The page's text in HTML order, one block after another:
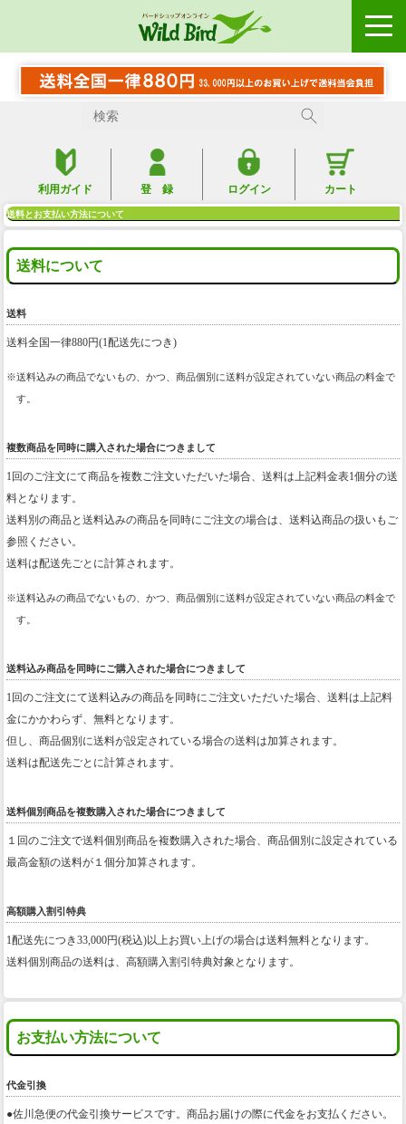
利用ガイド 登 録 ログイン カート
送料とお支払い方法について
送料について
送料
送料全国一律880円(1配送先につき)
送料込みの商品でないもの、かつ、商品個別に送料が設定されていない商品の料金で
す。
複数商品を同時に購入された場合につきまして
1回のご注文にて商品を複数ご注文いただいた場合、送料は上記料金表1個分の送
料となります。
送料別の商品と送料込みの商品を同時にご注文の場合は、送料込商品の扱いもご
参照ください。
送料は配送先ごとに計算されます。
送料込みの商品でないもの、かつ、商品個別に送料が設定されていない商品の料金で
す。
送料込み商品を同時にご購入された場合につきまして
1回のご注文にて送料込みの商品を同時にご注文いただいた場合、送料は上記料
金にかかわらず、無料となります。
但し、商品個別に送料が設定されている場合の送料は加算されます。
送料は配送先ごとに計算されます。
送料個別商品を複数購入された場合につきまして
１回のご注文で送料個別商品を複数購入された場合、商品個別に設定されている
最高金額の送料が１個分加算されます。
高額購入割引特典
1配送先につき33,000円(税込)以上お買い上げの場合は送料無料となります。
送料個別商品の送料は、高額購入割引特典対象となります。
お支払い方法について
代金引換
●佐川急便の代金引換サービスです。商品お届けの際に代金をお支払ください。